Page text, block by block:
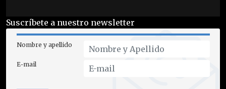
Suscríbete a nuestro newsletter
Nombre y apellido
E-mail